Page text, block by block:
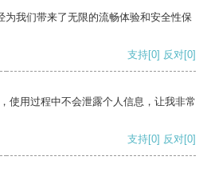
为我们带来了无限的流畅体验和安全性保
支持[0] 反对[0]
使用过程中不会泄露个人信息，让我非常
支持[0] 反对[0]